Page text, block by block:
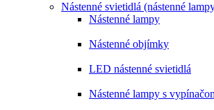
Nástenné svietidlá (nástenné
Nástenné lampy
Nástenné objímky
LED nástenné svietidlá
Nástenné lampy s